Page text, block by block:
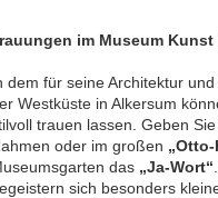
im Museum
dem für seine Architektur
Westküste in Alkersum
trauen lassen. Geben
oder im großen
das „Ja-Wort“
sich besonders